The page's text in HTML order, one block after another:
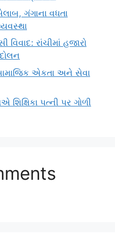
ગંગાના વધતા
રાંચીમાં હજારો
એકતા અને સેવા
શિક્ષિકા પત્ની પર ગોળી